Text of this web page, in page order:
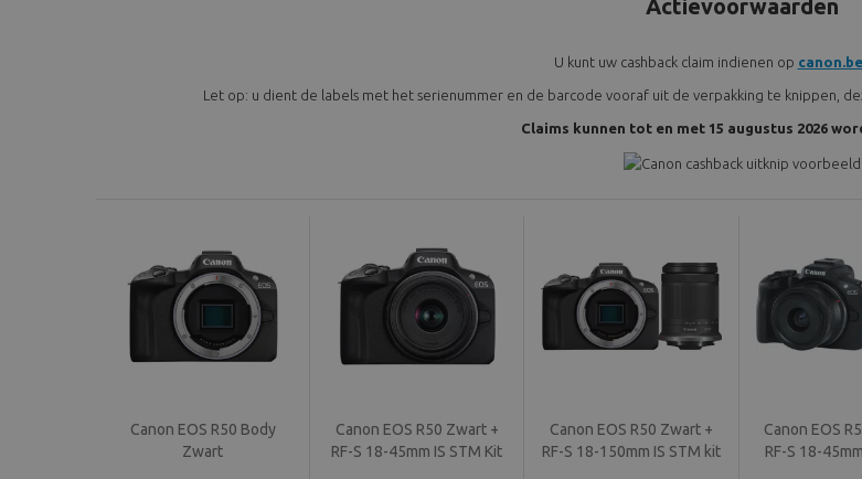
Actievoorwaarden
U kunt uw cashback claim indienen op
Let op: u dient de labels met het serienummer en de barcode vooraf uit de verpakking te knippen,
Claims kunnen tot en met 15 augustus 2026
Canon EOS R50 Body
Zwart
Canon EOS R50 Zwart +
RF-S 18-45mm IS STM Kit
Canon EOS R50 Zwart +
RF-S 18-150mm IS STM kit
Canon EOS
RF-S 18-